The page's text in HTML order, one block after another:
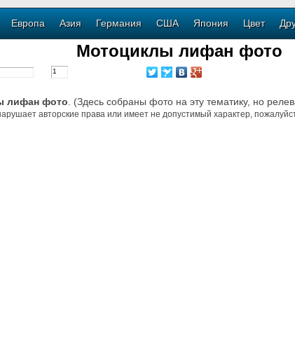
Европа Азия Германия США Япония Цвет
Мотоциклы лифан фото
лифан фото . (Здесь собраны фото на эту тематику, но
авторские права или имеет не допустимый характер,